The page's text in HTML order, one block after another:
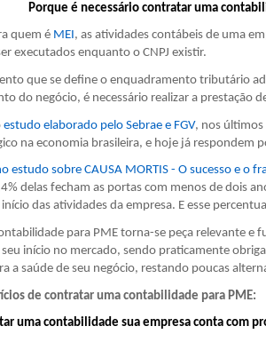
Porque é necessário contratar uma
quem é MEI, as atividades contábeis de uma
executados enquanto o CNPJ existir.
que se define o enquadramento tributário
do negócio, é necessário realizar a prestação
estudo elaborado pelo Sebrae e FGV, nos últimos
na economia brasileira, e hoje já respondem
estudo sobre CAUSA MORTIS - O sucesso e o
delas fecham as portas com menos de dois
das atividades da empresa. E esse
para PME torna-se peça relevante
início no mercado, sendo praticamente
a saúde de seu negócio, restando poucas
de contratar uma contabilidade para PME:
uma contabilidade sua empresa conta com